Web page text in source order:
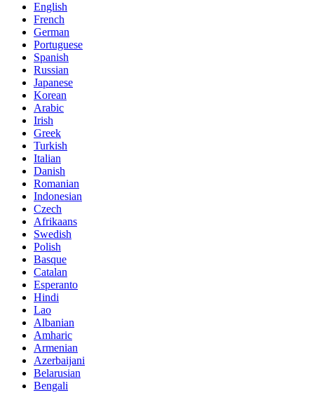
English
French
German
Portuguese
Spanish
Russian
Japanese
Korean
Arabic
Irish
Greek
Turkish
Italian
Danish
Romanian
Indonesian
Czech
Afrikaans
Swedish
Polish
Basque
Catalan
Esperanto
Hindi
Lao
Albanian
Amharic
Armenian
Azerbaijani
Belarusian
Bengali